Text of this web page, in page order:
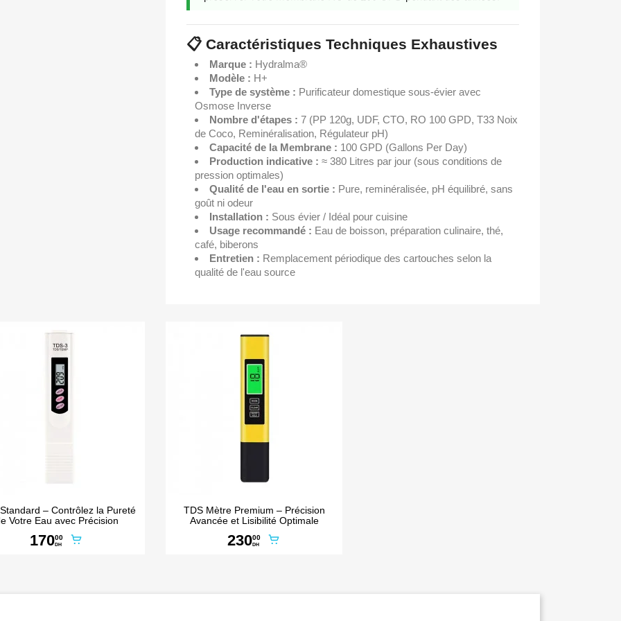
📋 Caractéristiques Techniques Exhaustives
Marque : Hydralma®
Modèle : H+
Type de système : Purificateur domestique sous-évier avec
Osmose Inverse
Nombre d'étapes : 7 (PP 120g, UDF, CTO, RO 100 GPD, T33 Noix
de Coco, Reminéralisation, Régulateur pH)
Capacité de la Membrane : 100 GPD (Gallons Per Day)
Production indicative : ≈ 380 Litres par jour (sous conditions de
pression optimales)
Qualité de l'eau en sortie : Pure, reminéralisée, pH équilibré, sans
goût ni odeur
Installation : Sous évier / Idéal pour cuisine
Usage recommandé : Eau de boisson, préparation culinaire, thé,
café, biberons
Entretien : Remplacement périodique des cartouches selon la
qualité de l'eau source
Aperçu rapide
– Contrôlez la Pureté
Votre Eau avec Précision
17000
DH
Aperçu rapide
TDS Mètre Premium – Précision
Avancée et Lisibilité Optimale
23000
DH